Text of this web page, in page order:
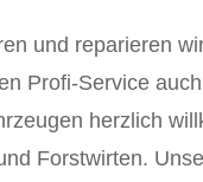
und reparieren
Profi-Service
herzlich
Forstwirten.